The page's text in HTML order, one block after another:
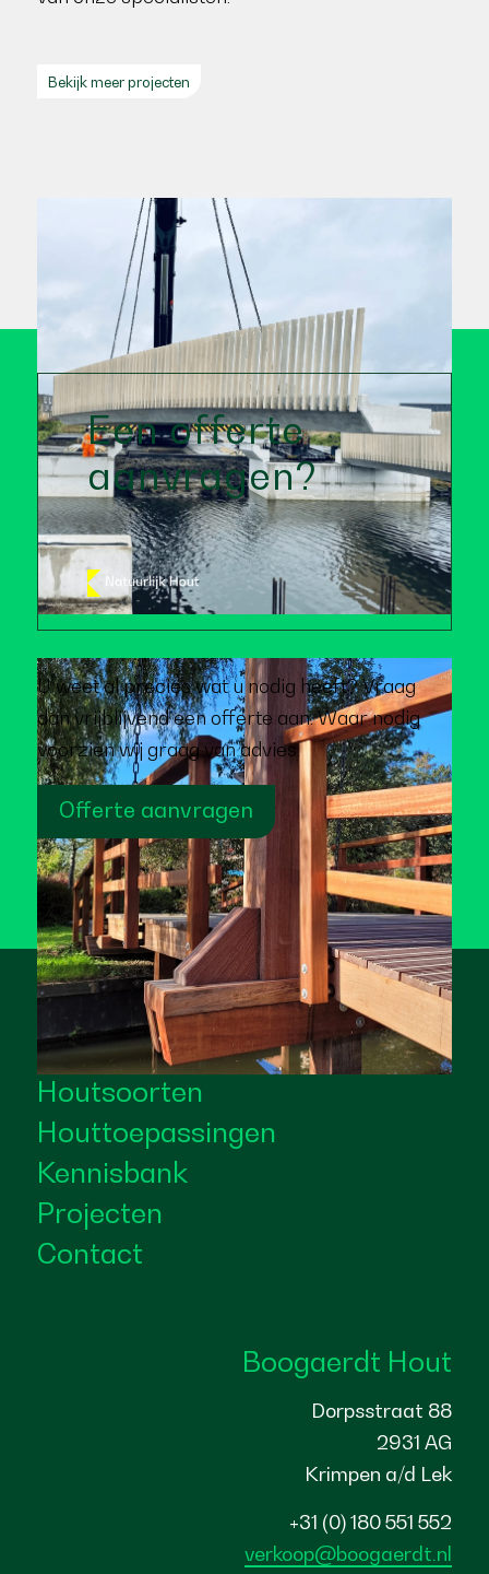
Bekijk meer projecten
Een offerte
aanvragen?
U weet al precies wat u nodig heeft? Vraag
dan vrijblijvend een offerte aan. Waar nodig
voorzien wij graag van advies.
Offerte aanvragen
Houtsoorten
Houttoepassingen
Kennisbank
Projecten
Contact
Boogaerdt Hout
Dorpsstraat 88
2931 AG
Krimpen a/d Lek
+31 (0) 180 551 552
verkoop@boogaerdt.nl